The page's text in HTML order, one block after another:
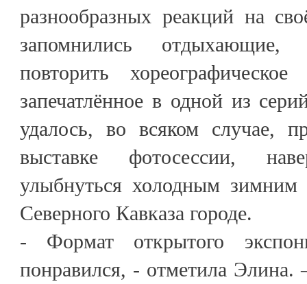
разнообразных реакций на
запомнились отдыхающие,
повторить
запечатлённое в одной из
удалось, во всяком случае,
выставке фотосессии,
улыбнуться холодным зимним
Северного Кавказа городе.
- Формат открытого
понравился, - отметила